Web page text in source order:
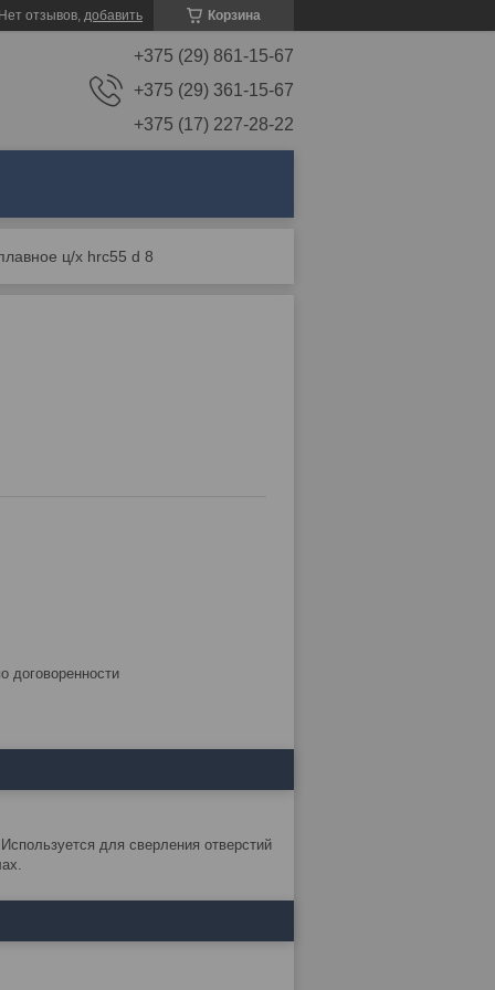
Корзина
отзывов, добавить
+375 (29) 861-15-67
+375 (29) 361-15-67
+375 (17) 227-28-22
ц/х hrc55 d 8
договоренности
для сверления отверстий